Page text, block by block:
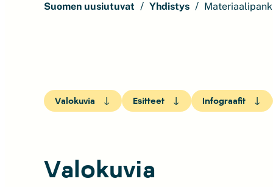
Suomen uusiutuvat Yhdistys
Valokuvia Esitteet Infograafit
Valokuvia